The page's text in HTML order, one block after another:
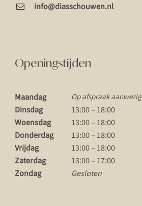
info@diasschouwen.nl
Openingstijden
Maandag Op afspraak aanwezig
Dinsdag
13:00 – 18:00
Woensdag
13:00 – 18:00
Donderdag
13:00 – 18:00
Vrijdag
13:00 – 18:00
Zaterdag
13:00 – 17:00
Zondag
Gesloten